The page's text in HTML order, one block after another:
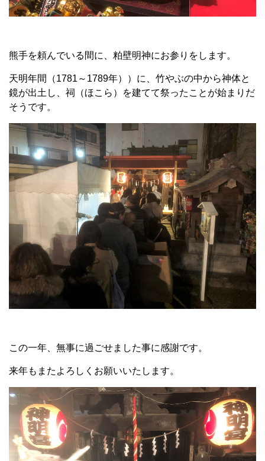
熊手を頼んでいる間に、粕壁明神にお参りをします。
天明年間（1781～1789年））に、竹やぶの中から神体と
鏡が出土し、祠（ほこら）を建てて祭ったことが始まりだ
そうです。
この一年、無事に過ごせました事に感謝です。
来年もまたよろしくお願いいたします。